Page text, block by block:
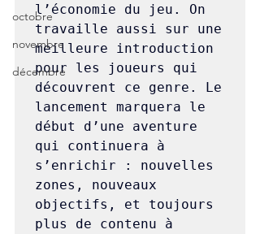
octobre
novembre
décembre
l’économie du jeu. On
travaille aussi sur une
meilleure introduction
pour les joueurs qui
découvrent ce genre. Le
lancement marquera le
début d’une aventure
qui continuera à
s’enrichir : nouvelles
zones, nouveaux
objectifs, et toujours
plus de contenu à